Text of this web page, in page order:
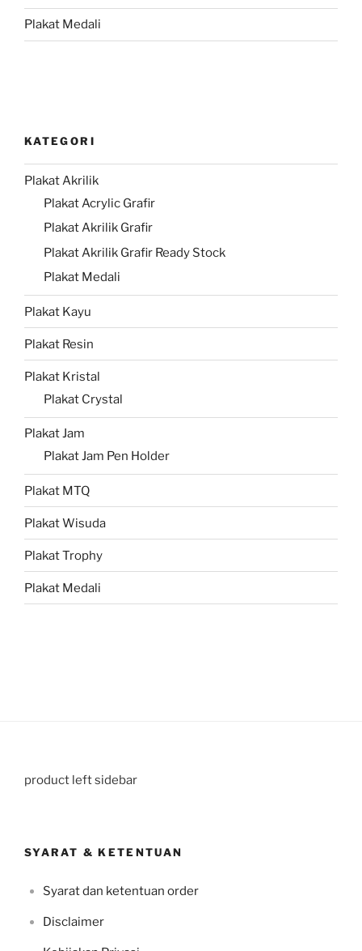
Plakat Medali
KATEGORI
Plakat Akrilik
Plakat Acrylic Grafir
Plakat Akrilik Grafir
Plakat Akrilik Grafir Ready Stock
Plakat Medali
Plakat Kayu
Plakat Resin
Plakat Kristal
Plakat Crystal
Plakat Jam
Plakat Jam Pen Holder
Plakat MTQ
Plakat Wisuda
Plakat Trophy
Plakat Medali
product left sidebar
SYARAT & KETENTUAN
Syarat dan ketentuan order
Disclaimer